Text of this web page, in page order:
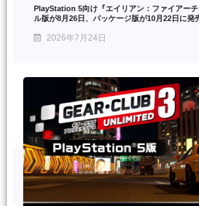
PlayStation 5向け『エイリアン：ファイアー
ル版が8月26日、パッケージ版が10月22日に発
2026年7月24日